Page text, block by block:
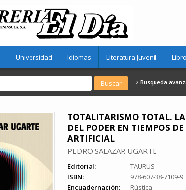
Universidad Idiomas Literatura Juvenil
Busqueda
TOTALITARISMO TOTAL.
DEL PODER EN TIEMPOS
ARTIFICIAL
PEDRO SALAZAR UGARTE
Editorial:
TAURUS
ISBN:
978-607-38-7109-9
Encuadernación:
Rústica